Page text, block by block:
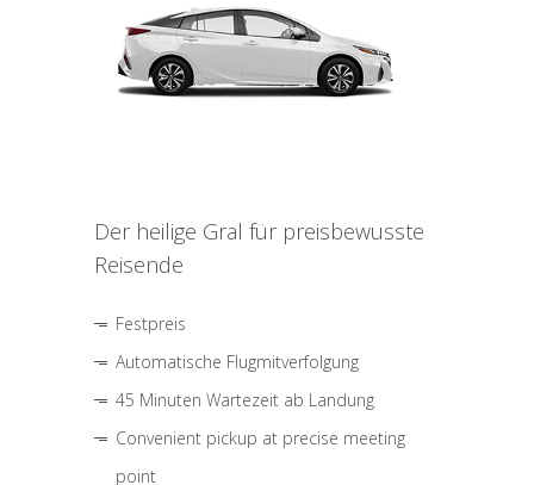
Der heilige Gral für preisbewusste
Reisende
Festpreis
Automatische Flugmitverfolgung
45 Minuten Wartezeit ab Landung
Convenient pickup at precise meeting
point